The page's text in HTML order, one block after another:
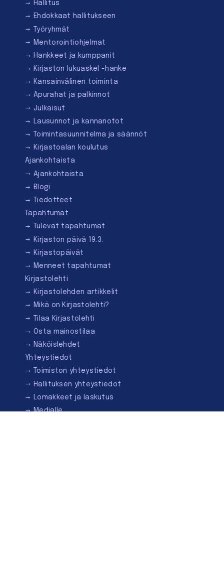
Hallitus
Ehdokkaat hallitukseen
Työryhmät
Mentorointi­ohjelmat
Hankkeet ja kumppanit
Kirjaston lukuaskel -hanke
Kansainvälinen toiminta
Apurahat ja palkinnot
Julkaisut
Lausunnot ja kannanotot
Toimintasuunnitelma ja säännöt
Kirjastoalan koulutus
Ajankohtaista
Ajankohtaista
Blogi
Tiedotteet
Tapahtumat
Tulevat tapahtumat
Kirjaston päivä 19.3.
Kirjastopäivät
Menneet tapahtumat
Kirjastolehti
Kirjastolehden artikkelit
Mikä on Kirjastolehti?
Tilaa Kirjastolehti
Osta mainostilaa
Näköislehdet
Yhteystiedot
Toimiston yhteystiedot
Hallituksen yhteystiedot
Lomakkeet ja laskutus
Medialle